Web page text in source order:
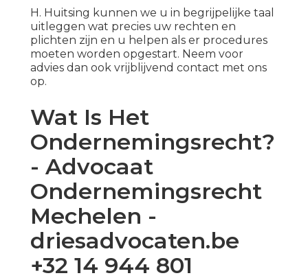
H. Huitsing kunnen we u in begrijpelijke taal
uitleggen wat precies uw rechten en
plichten zijn en u helpen als er procedures
moeten worden opgestart. Neem voor
advies dan ook vrijblijvend contact met ons
op.
Wat Is Het
Ondernemingsrecht?
- Advocaat
Ondernemingsrecht
Mechelen -
driesadvocaten.be
+32 14 944 801